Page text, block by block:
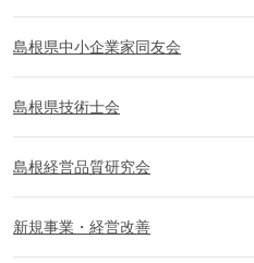
島根県中小企業家同友会
島根県技術士会
島根経営品質研究会
新規事業・経営改善